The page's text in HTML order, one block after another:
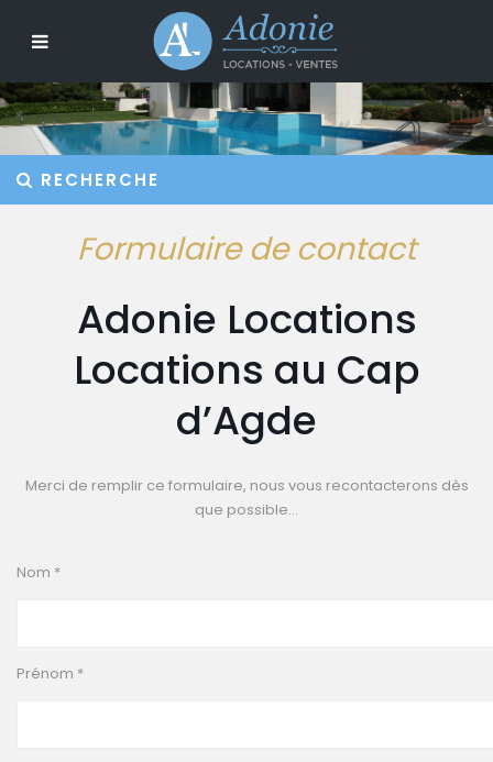
RECHERCHE
Formulaire de contact
Adonie Locations
Locations au Cap
d’Agde
Merci de remplir ce formulaire, nous vous recontacterons dès
que possible…
Nom *
Prénom *